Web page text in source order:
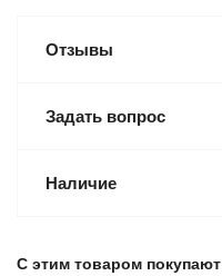
Отзывы
Задать вопрос
Наличие
С этим товаром покупают